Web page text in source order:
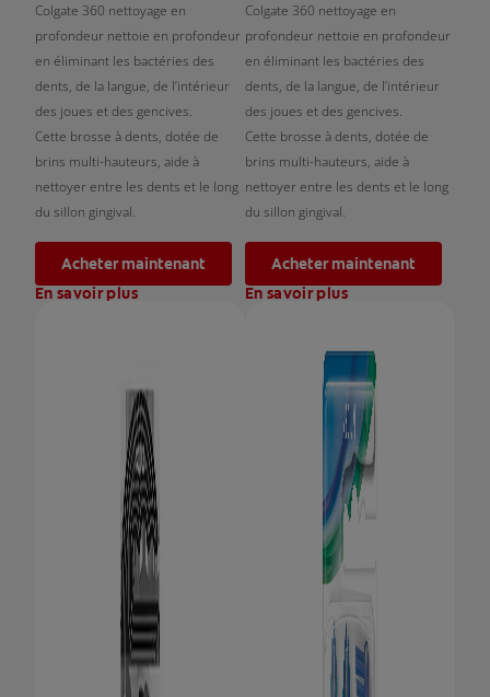
Colgate 360 nettoyage en
profondeur nettoie en profondeur
en éliminant les bactéries des
dents, de la langue, de l’intérieur
des joues et des gencives.
Cette brosse à dents, dotée de
brins multi-hauteurs, aide à
nettoyer entre les dents et le long
du sillon gingival.
Acheter maintenant
En savoir plus
Colgate 360 nettoyage en
profondeur nettoie en profondeur
en éliminant les bactéries des
dents, de la langue, de l’intérieur
des joues et des gencives.
Cette brosse à dents, dotée de
brins multi-hauteurs, aide à
nettoyer entre les dents et le long
du sillon gingival.
Acheter maintenant
En savoir plus